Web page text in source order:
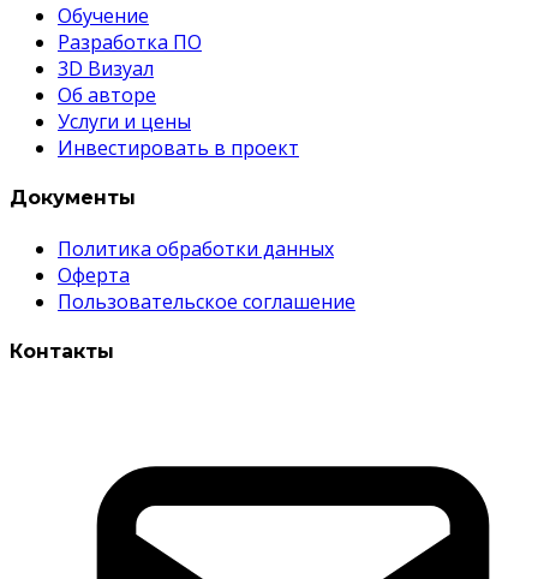
Обучение
Разработка ПО
3D Визуал
Об авторе
Услуги и цены
Инвестировать в проект
Документы
Политика обработки данных
Оферта
Пользовательское соглашение
Контакты